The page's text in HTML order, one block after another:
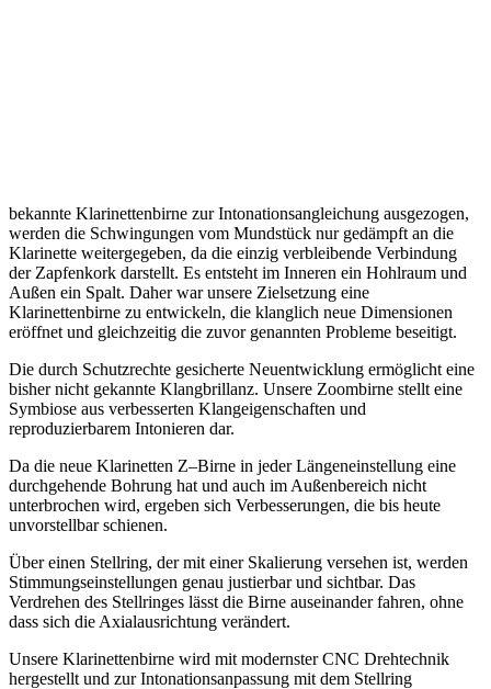
bekannte Klarinettenbirne zur Intonationsangleichung ausgezogen,
werden die Schwingungen vom Mundstück nur gedämpft an die
Klarinette weitergegeben, da die einzig verbleibende Verbindung
der Zapfenkork darstellt. Es entsteht im Inneren ein Hohlraum und
Außen ein Spalt. Daher war unsere Zielsetzung eine
Klarinettenbirne zu entwickeln, die klanglich neue Dimensionen
eröffnet und gleichzeitig die zuvor genannten Probleme beseitigt.
Die durch Schutzrechte gesicherte Neuentwicklung ermöglicht eine
bisher nicht gekannte Klangbrillanz. Unsere Zoombirne stellt eine
Symbiose aus verbesserten Klangeigenschaften und
reproduzierbarem Intonieren dar.
Da die neue Klarinetten Z–Birne in jeder Längeneinstellung eine
durchgehende Bohrung hat und auch im Außenbereich nicht
unterbrochen wird, ergeben sich Verbesserungen, die bis heute
unvorstellbar schienen.
Über einen Stellring, der mit einer Skalierung versehen ist, werden
Stimmungseinstellungen genau justierbar und sichtbar. Das
Verdrehen des Stellringes lässt die Birne auseinander fahren, ohne
dass sich die Axialausrichtung verändert.
Unsere Klarinettenbirne wird mit modernster CNC Drehtechnik
hergestellt und zur Intonationsanpassung mit dem Stellring